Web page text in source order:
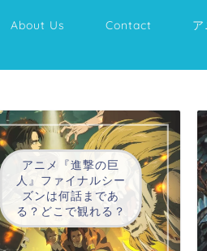
About Us Contact
アニメ『進撃の巨
人』ファイナルシー
ズンは何話まであ
る？どこで観れる？